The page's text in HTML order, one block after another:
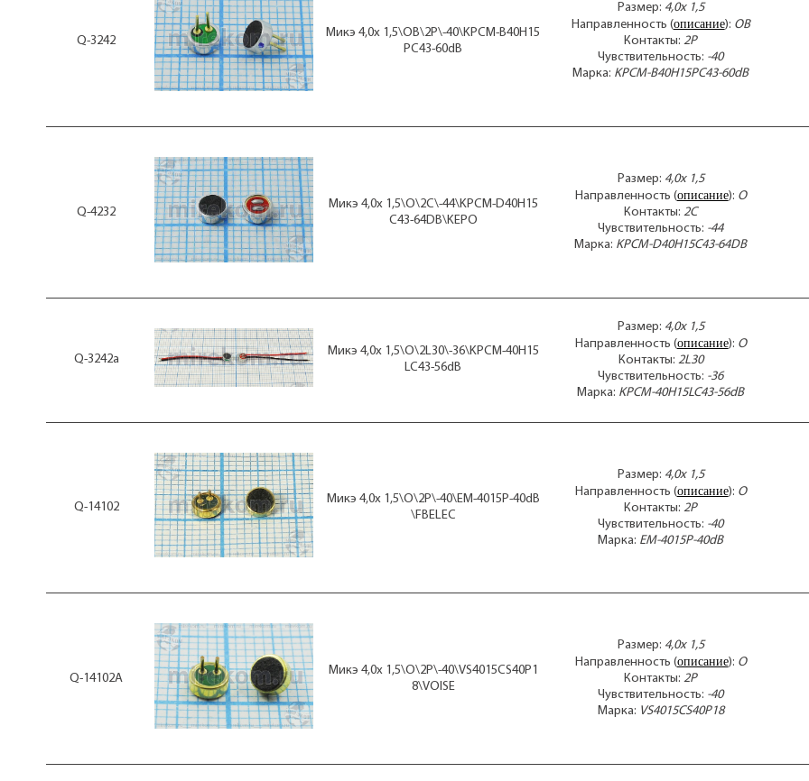
XF-
Q-3242
Микэ 4,0x 1,5\OB\2P\-40\KPCM-B40H15
PC43-60dB
Размер: 4,0x 1,5
Направленность (описание): OB
Контакты:2P
Чувствительность: -40
Марка: KPCM-B40H15PC43-60dB
Q-4232
Микэ 4,0x 1,5\O\2C\-44\KPCM-D40H15
C43-64DB\KEPO
Размер: 4,0x 1,5
Направленность (описание): O
Контакты:2C
Чувствительность: -44
Марка: KPCM-D40H15C43-64DB
Q-3242а
Микэ 4,0x 1,5\O\2L30\-36\KPCM-40H15
LC43-56dB
Размер: 4,0x 1,5
Направленность (описание): O
Контакты: 2L30
Чувствительность: -36
Марка: KPCM-40H15LC43-56dB
Q-14102
Микэ 4,0x 1,5\O\2P\-40\EM-4015P-40dB
\FBELEC
Размер: 4,0x 1,5
Направленность (описание): O
Контакты:2P
Чувствительность: -40
Марка: EM-4015P-40dB
Q-14102A
Микэ 4,0x 1,5\O\2P\-40\VS4015CS40P1
8\VOISE
Размер: 4,0x 1,5
Направленность (описание): O
Контакты:2P
Чувствительность: -40
Марка: VS4015CS40P18